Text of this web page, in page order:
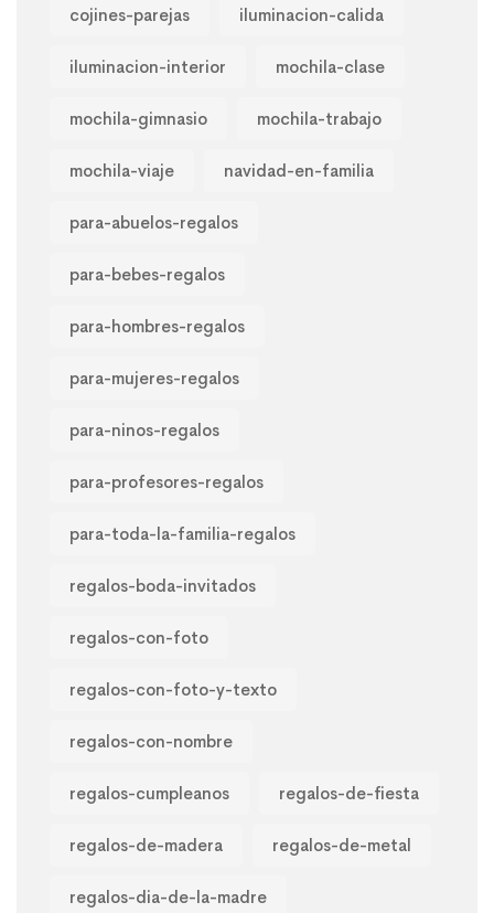
cojines-parejas iluminacion-calida
iluminacion-interior mochila-clase
mochila-gimnasio mochila-trabajo
mochila-viaje navidad-en-familia
para-abuelos-regalos
para-bebes-regalos
para-hombres-regalos
para-mujeres-regalos
para-ninos-regalos
para-profesores-regalos
para-toda-la-familia-regalos
regalos-boda-invitados
regalos-con-foto
regalos-con-foto-y-texto
regalos-con-nombre
regalos-cumpleanos regalos-de-fiesta
regalos-de-madera regalos-de-metal
regalos-dia-de-la-madre